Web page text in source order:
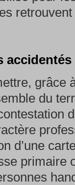
grâce
du
d’une
primaire